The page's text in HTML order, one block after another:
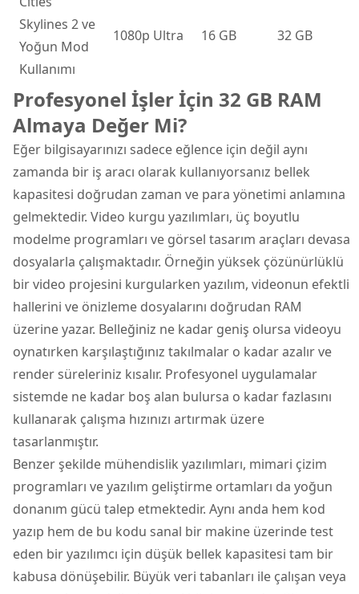
Skylines 2 ve
Yoğun Mod
Kullanımı
1080p Ultra 16 GB 32 GB
Profesyonel İşler İçin 32 GB RAM
Almaya Değer Mi?
Eğer bilgisayarınızı sadece eğlence için değil aynı
zamanda bir iş aracı olarak kullanıyorsanız bellek
kapasitesi doğrudan zaman ve para yönetimi anlamına
gelmektedir. Video kurgu yazılımları, üç boyutlu
modelme programları ve görsel tasarım araçları devasa
dosyalarla çalışmaktadır. Örneğin yüksek çözünürlüklü
bir video projesini kurgularken yazılım, videonun efektli
hallerini ve önizleme dosyalarını doğrudan RAM
üzerine yazar. Belleğiniz ne kadar geniş olursa videoyu
oynatırken karşılaştığınız takılmalar o kadar azalır ve
render süreleriniz kısalır. Profesyonel uygulamalar
sistemde ne kadar boş alan bulursa o kadar fazlasını
kullanarak çalışma hızınızı artırmak üzere
tasarlanmıştır.
Benzer şekilde mühendislik yazılımları, mimari çizim
programları ve yazılım geliştirme ortamları da yoğun
donanım gücü talep etmektedir. Aynı anda hem kod
yazıp hem de bu kodu sanal bir makine üzerinde test
eden bir yazılımcı için düşük bellek kapasitesi tam bir
kabusa dönüşebilir. Büyük veri tabanları ile çalışan veya